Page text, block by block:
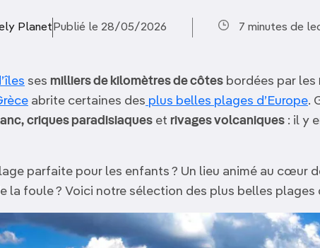
Planet Publié le 28/05/2026 7 minutes de
ses milliers de kilomètres de côtes bordées par les
abrite certaines des plus belles plages d’Europe.
criques paradisiaques et rivages volcaniques : il y
parfaite pour les enfants ? Un lieu animé au cœur
la foule ? Voici notre sélection des plus belles plages